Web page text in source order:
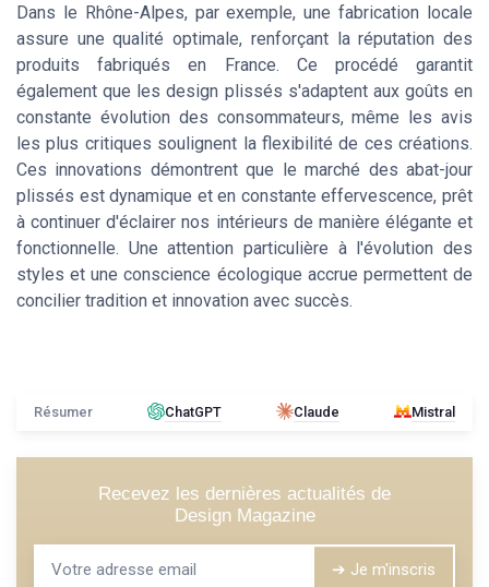
Dans le Rhône-Alpes, par exemple, une fabrication locale
assure une qualité optimale, renforçant la réputation des
produits fabriqués en France. Ce procédé garantit
également que les design plissés s'adaptent aux goûts en
constante évolution des consommateurs, même les avis
les plus critiques soulignent la flexibilité de ces créations.
Ces innovations démontrent que le marché des abat-jour
plissés est dynamique et en constante effervescence, prêt
à continuer d'éclairer nos intérieurs de manière élégante et
fonctionnelle. Une attention particulière à l'évolution des
styles et une conscience écologique accrue permettent de
concilier tradition et innovation avec succès.
Résumer ChatGPT Claude Mistral
Recevez les dernières actualités de
Design Magazine
➔ Je m'inscris